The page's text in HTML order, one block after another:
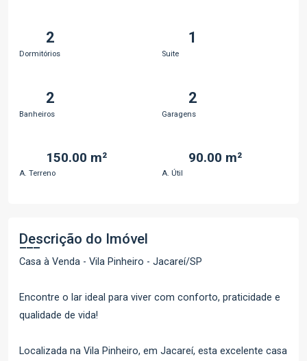
2
Dormitórios
1
Suite
2
Banheiros
2
Garagens
150.00 m²
A. Terreno
90.00 m²
A. Útil
Descrição do Imóvel
Casa à Venda - Vila Pinheiro - Jacareí/SP
Encontre o lar ideal para viver com conforto, praticidade e
qualidade de vida!
Localizada na Vila Pinheiro, em Jacareí, esta excelente casa